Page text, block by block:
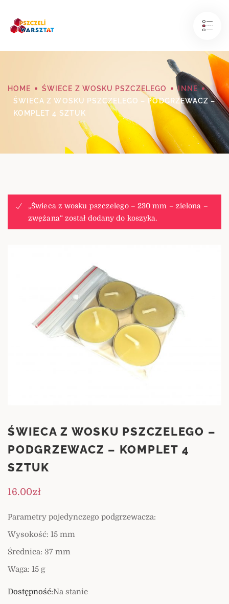
HOME ŚWIECE Z WOSKU PSZCZELEGO
INNE
ŚWIECA Z WOSKU PSZCZELEGO – PODGRZEWACZ –
KOMPLET 4 SZTUK
„Świeca z wosku pszczelego – 230 mm – zielona –
zwężana“ został dodany do koszyka.
ŚWIECA Z WOSKU PSZCZELEGO –
PODGRZEWACZ – KOMPLET 4
SZTUK
16.00zł
Parametry pojedynczego podgrzewacza:
Wysokość: 15 mm
Średnica: 37 mm
Waga: 15 g
Dostępność:Na stanie